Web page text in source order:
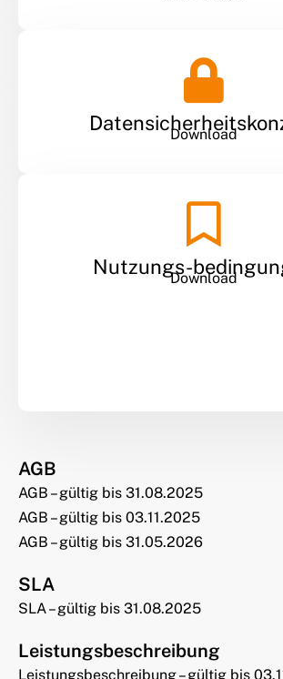
Download
Nutzungs-Download
AGB
AGB – gültig bis 31.08.2025
AGB – gültig bis 03.11.2025
AGB – gültig bis 31.05.2026
SLA
SLA – gültig bis 31.08.2025
Leistungsbeschreibung
Leistungsbeschreibung – gültig bis